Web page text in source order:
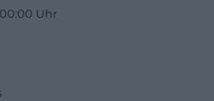
00:00 Uhr